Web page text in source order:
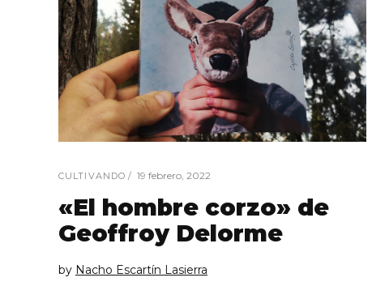
CULTIVANDO 19 febrero, 2022
«El hombre corzo» de
Geoffroy Delorme
by Nacho Escartín Lasierra